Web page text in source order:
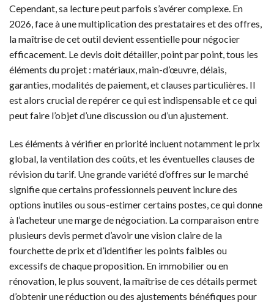
Cependant, sa lecture peut parfois s’avérer complexe. En
2026, face à une multiplication des prestataires et des offres,
la maîtrise de cet outil devient essentielle pour négocier
efficacement. Le devis doit détailler, point par point, tous les
éléments du projet : matériaux, main-d’œuvre, délais,
garanties, modalités de paiement, et clauses particulières. Il
est alors crucial de repérer ce qui est indispensable et ce qui
peut faire l’objet d’une discussion ou d’un ajustement.
Les éléments à vérifier en priorité incluent notamment le prix
global, la ventilation des coûts, et les éventuelles clauses de
révision du tarif. Une grande variété d’offres sur le marché
signifie que certains professionnels peuvent inclure des
options inutiles ou sous-estimer certains postes, ce qui donne
à l’acheteur une marge de négociation. La comparaison entre
plusieurs devis permet d’avoir une vision claire de la
fourchette de prix et d’identifier les points faibles ou
excessifs de chaque proposition. En immobilier ou en
rénovation, le plus souvent, la maîtrise de ces détails permet
d’obtenir une réduction ou des ajustements bénéfiques pour